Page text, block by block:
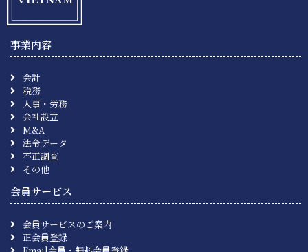
事業内容
会計
税務
人事・労務
会社設立
M&A
法令データ
不正調査
その他
会員サービス
会員サービスのご案内
正会員登録